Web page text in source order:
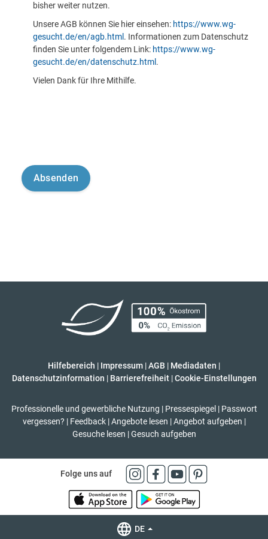
bisher weiter nutzen.
Unsere AGB können Sie hier einsehen: https://www.wg-
gesucht.de/en/agb.html . Informationen zum Datenschutz
finden Sie unter folgendem Link: https://www.wg-
gesucht.de/en/datenschutz.html .
Vielen Dank für Ihre Mithilfe.
Hilfebereich | Impressum |AGB | Mediadaten |
Datenschutzinformation | Barrierefreiheit | Cookie-Einstellungen
Professionelle und gewerbliche Nutzung | Pressespiegel | Passwort
vergessen? | Feedback | Angebote lesen | Angebot aufgeben |
Gesuche lesen | Gesuch aufgeben
Folge uns auf
DE